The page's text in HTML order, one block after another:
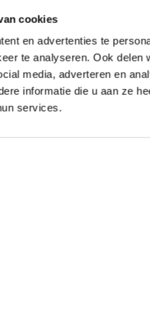
cookies
en advertenties te
te analyseren. Ook
media, adverteren en
informatie die u aan ze
services.